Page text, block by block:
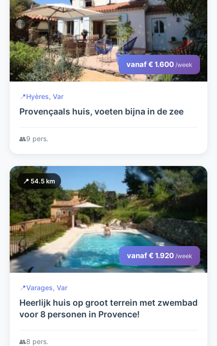
vanaf € 1.600 /week
📍Hyères, Var
Provençaals huis, voeten bijna in de zee
👥9 pers.
📍 54.5 km
vanaf € 1.920 /week
📍Varages, Var
Heerlijk huis op groot terrein met zwembad
voor 8 personen in Provence!
👥8 pers.